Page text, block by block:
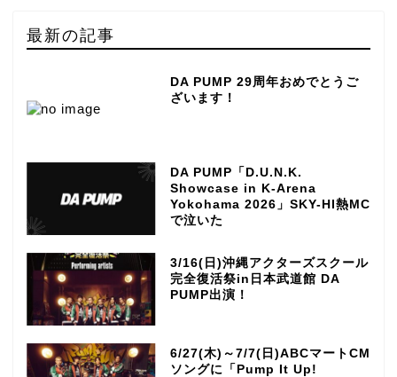
最新の記事
DA PUMP 29周年おめでとうご
ざいます！
DA PUMP「D.U.N.K.
Showcase in K-Arena
Yokohama 2026」SKY-HI熱MC
で泣いた
3/16(日)沖縄アクターズスクール
完全復活祭in日本武道館 DA
PUMP出演！
6/27(木)～7/7(日)ABCマートCM
ソングに「Pump It Up!